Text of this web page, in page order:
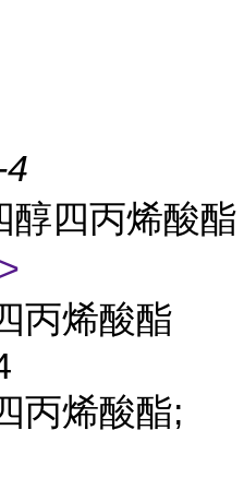
醇四丙烯酸酯
丙烯酸酯
丙烯酸酯;